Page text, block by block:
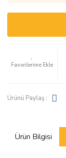
Ürünü Paylaş :
Ürün Bilgisi